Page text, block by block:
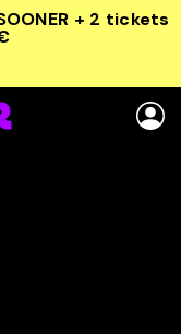
+ 2 tickets